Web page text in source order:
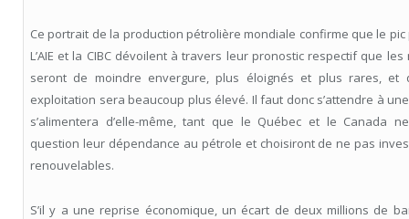
Ce portrait de la production pétrolière mondiale confirme que le
L’AIE et la CIBC dévoilent à travers leur pronostic respectif que
seront de moindre envergure, plus éloignés et plus rares,
exploitation sera beaucoup plus élevé. Il faut donc s’attendre à
s’alimentera d’elle-même, tant que le Québec et le Canada
question leur dépendance au pétrole et choisiront de ne pas
renouvelables.
S’il y a une reprise économique, un écart de deux millions de